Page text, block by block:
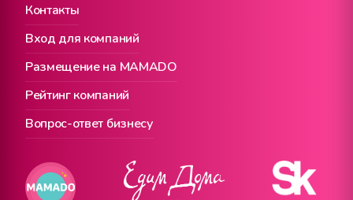
Вход для компаний
Размещение на MAMADO
Рейтинг компаний
Контакты
Вопрос-ответ бизнесу